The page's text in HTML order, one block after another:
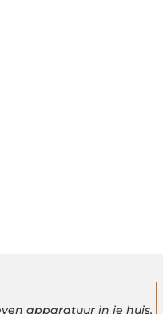
apparatuur in je huis.